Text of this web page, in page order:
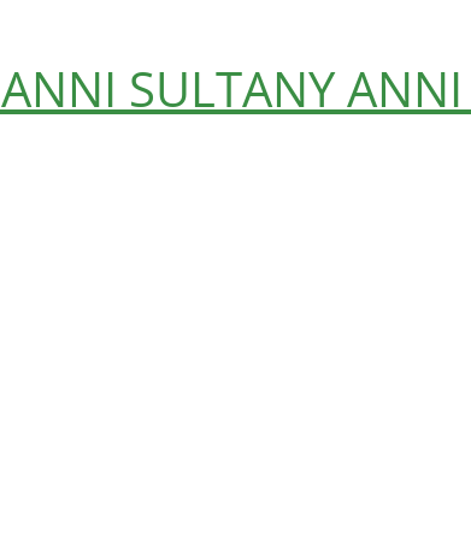
ANNI SULTANY